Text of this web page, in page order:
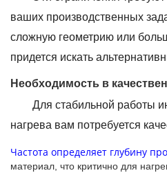
ваших производственных
сложную геометрию или
придется искать
Необходимость в
Для стабильной работы
нагрева вам потребуется
Частота определяет глубину
материал, что критично для